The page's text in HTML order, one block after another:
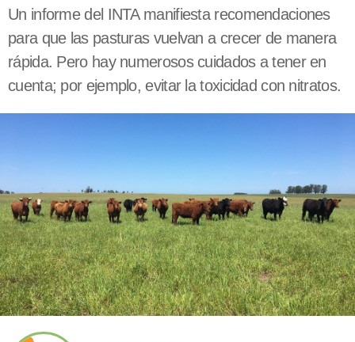
Un informe del INTA manifiesta recomendaciones
para que las pasturas vuelvan a crecer de manera
rápida. Pero hay numerosos cuidados a tener en
cuenta; por ejemplo, evitar la toxicidad con nitratos.